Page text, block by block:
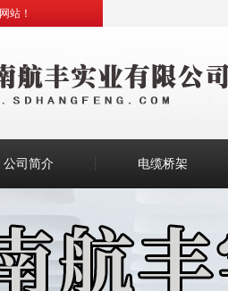
网站！
公司简介 电缆桥架